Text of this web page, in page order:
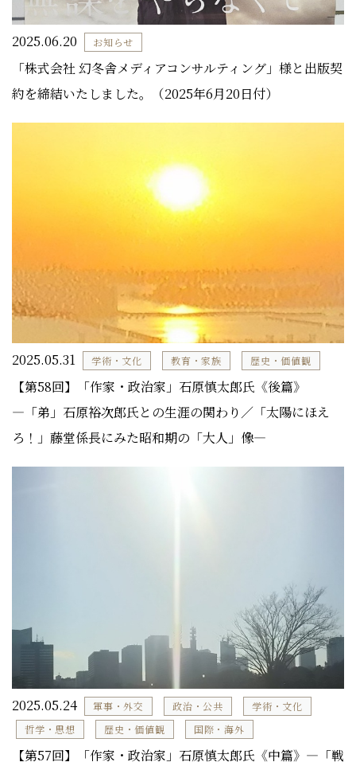
2025.06.20 お知らせ
「株式会社 幻冬舎メディアコンサルティング」様と出版契
約を締結いたしました。（2025年6月20日付）
2025.05.31 学術・文化 教育・家族 歴史・価値観
【第58回】「作家・政治家」石原慎太郎氏《後篇》
―「弟」石原裕次郎氏との生涯の関わり／「太陽にほえ
ろ！」藤堂係長にみた昭和期の「大人」像―
2025.05.24 軍事・外交 政治・公共
学術・文化
哲学・思想
歴史・価値観 国際・海外
【第57回】「作家・政治家」石原慎太郎氏《中篇》―「戦